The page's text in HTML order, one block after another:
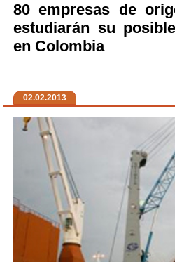
80 empresas de
estudiarán su
en Colombia
02.02.2013